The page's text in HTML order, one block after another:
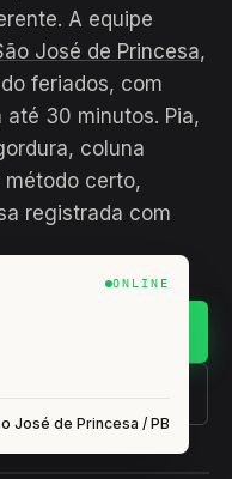
A equipe
José de Princesa,
feriados, com
até 30 minutos. Pia,
coluna
método certo,
registrada com
8838
ONLINE
José de Princesa / PB